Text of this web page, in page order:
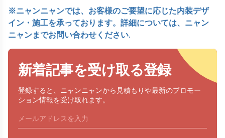
※ニャンニャンでは、お客様のご要望に応じた内装デザ
イン・施工を承っております。詳細については、ニャン
ニャンまでお問い合わせください.
新着記事を受け取る登録
登録すると、ニャンニャンから見積もりや最新のプロモー
ション情報を受け取れます。